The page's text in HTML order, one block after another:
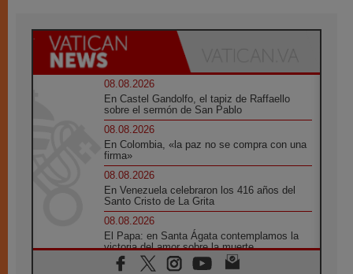
08.08.2026
En Castel Gandolfo, el tapiz de Raffaello
sobre el sermón de San Pablo
08.08.2026
En Colombia, «la paz no se compra con una
firma»
08.08.2026
En Venezuela celebraron los 416 años del
Santo Cristo de La Grita
08.08.2026
El Papa: en Santa Ágata contemplamos la
victoria del amor sobre la muerte
08.08.2026